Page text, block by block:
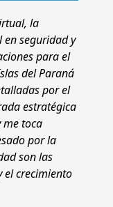
la
seguridad y
para el
del Paraná
por el
estratégica
me toca
por la
son las
el crecimiento